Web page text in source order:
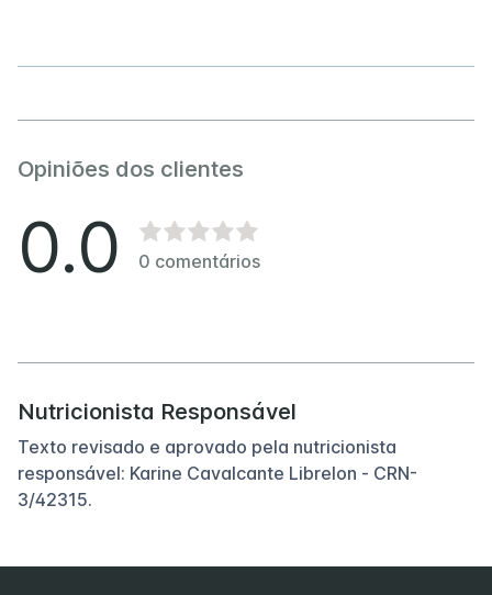
Opiniões dos clientes
0.0 0 comentários
Nutricionista Responsável
Texto revisado e aprovado pela nutricionista
responsável: Karine Cavalcante Librelon - CRN-
3/42315.